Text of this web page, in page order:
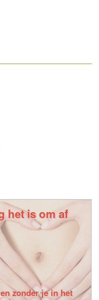
het is om af
zonder je in het